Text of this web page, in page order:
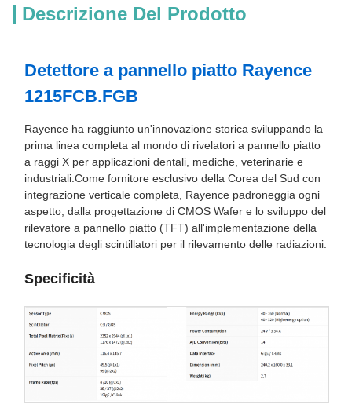
Descrizione Del Prodotto
Detettore a pannello piatto Rayence
1215FCB.FGB
Rayence ha raggiunto un'innovazione storica sviluppando la
prima linea completa al mondo di rivelatori a pannello piatto
a raggi X per applicazioni dentali, mediche, veterinarie e
industriali.Come fornitore esclusivo della Corea del Sud con
integrazione verticale completa, Rayence padroneggia ogni
aspetto, dalla progettazione di CMOS Wafer e lo sviluppo del
rilevatore a pannello piatto (TFT) all'implementazione della
tecnologia degli scintillatori per il rilevamento delle radiazioni.
Specificità